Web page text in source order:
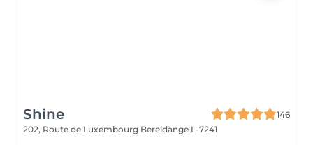
Shine
146
202, Route de Luxembourg Bereldange L-7241